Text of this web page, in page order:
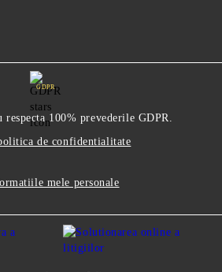
GDPR
respecta 100% prevederile GDPR.
de confidentialitate
mele personale